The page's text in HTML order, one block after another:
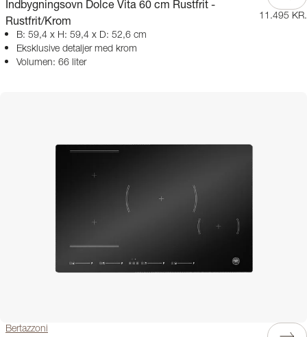
Indbygningsovn Dolce Vita 60 cm Rustfrit -
Rustfrit/Krom
B: 59,4 x H: 59,4 x D: 52,6 cm
Eksklusive detaljer med krom
Volumen: 66 liter
11.495 KR.
Bertazzoni